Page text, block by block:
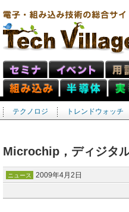
テクノロジ トレンドウォッチ
Microchip，ディジタ
ニュース 2009年4月2日